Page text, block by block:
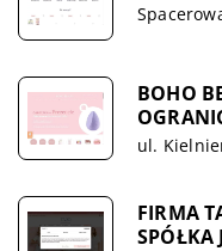
BOHO
ul.
FIRMA
SPÓŁKA